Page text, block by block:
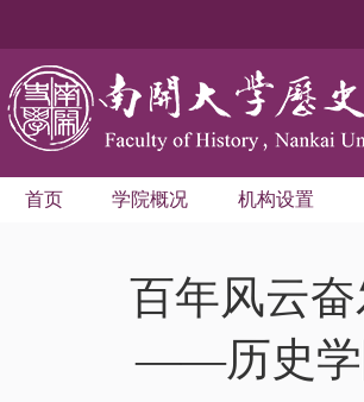
首页 学院概况 机构设置
百年风云
——历史学